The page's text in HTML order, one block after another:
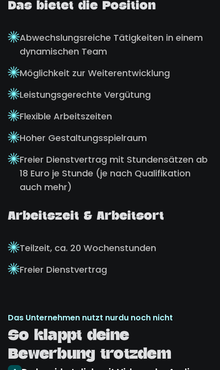
Das bietet die Position
Abwechslungsreiche Tätigkeiten in einem
dynamischen Team
Möglichkeit zur Weiterentwicklung
Leistungsgerechte Vergütung
Flexible Arbeitszeiten
Hoher Gestaltungsspielraum
Freier Dienstvertrag mit Stundensätzen ab
18 Euro je Stunde (je nach Qualifikation
auch mehr)
Arbeitszeit & Arbeitsort
Teilzeit, ca. 20 Wochenstunden
Freier Dienstvertrag
Das Unternehmen nutzt nurdu noch nicht
So klappt deine
Bewerbung trotzdem